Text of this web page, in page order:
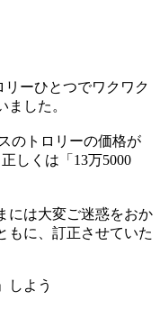
ーひとつでワクワク
した。
のトロリーの価格が
しくは「13万5000
には大変ご迷惑をおか
もに、訂正させていた
しよう